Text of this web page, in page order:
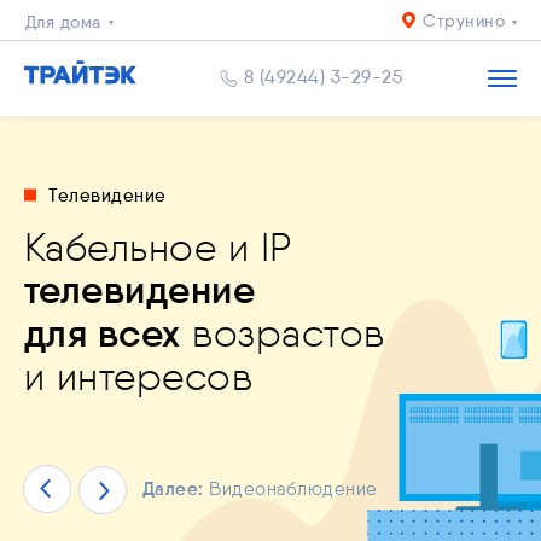
Для дома
Бизнесу
Струнино
8 (49244) 3-29-25
Интернет
любых задач
Телевидение
Кабельное и IP
телевидение
для всех возрастов
и интересов
за близких
приложение
Личный кабинет"
уже сейчас!
уровень
и комфорта
Далее: Видеонаблюдение